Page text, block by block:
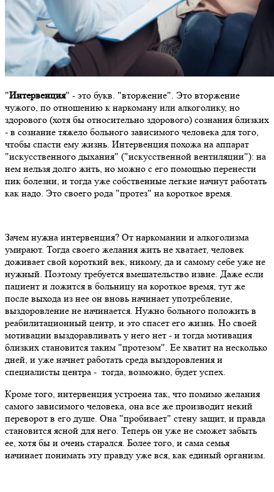
"Интервенция" - это букв. "вторжение". Это вторжение
чужого, по отношению к наркоману или алкоголику, но
здорового (хотя бы относительно здорового) сознания близких
- в сознание тяжело больного зависимого человека для того,
чтобы спасти ему жизнь. Интервенция похожа на аппарат
"искусственного дыхания" ("искусственной вентиляции"): на
нем нельзя долго жить, но можно с его помощью перенести
пик болезни, и тогда уже собственные легкие начнут работать
как надо. Это своего рода "протез" на короткое время.
Зачем нужна интервенция? От наркомании и алкоголизма
умирают. Тогда своего желания жить не хватает, человек
доживает свой короткий век, никому, да и самому себе уже не
нужный. Поэтому требуется вмешательство извне. Даже если
пациент и ложится в больницу на короткое время, тут же
после выхода из нее он вновь начинает употребление,
выздоровление не начинается. Нужно больного положить в
реабилитационный центр, и это спасет его жизнь. Но своей
мотивации выздоравливать у него нет - и тогда мотивация
близких становится таким "протезом". Ее хватит на несколько
дней, и уже начнет работать среда выздоровления и
специалисты центра - тогда, возможно, будет успех.
Кроме того, интервенция устроена так, что помимо желания
самого зависимого человека, она все же производит некий
переворот в его душе. Она "пробивает" стену защит, и правда
становится ясной для него. Теперь он уже не сможет забыть
ее, хотя бы и очень старался. Более того, и сама семья
начинает понимать эту правду уже вся, как единый организм.